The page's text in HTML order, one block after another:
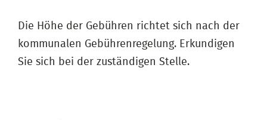
Die Höhe der Gebühren richtet sich nach der
kommunalen Gebührenregelung. Erkundigen
Sie sich bei der zuständigen Stelle.